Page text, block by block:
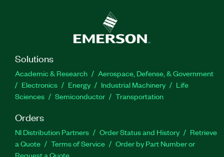
Solutions
Academic & Research
Aerospace, Defense, & Government
Electronics
Energy Industrial Machinery
Life
Sciences
Semiconductor Transportation
Orders
NI Distribution Partners Order Status and History
Retrieve
a Quote
Terms of Service
Order by Part Number or